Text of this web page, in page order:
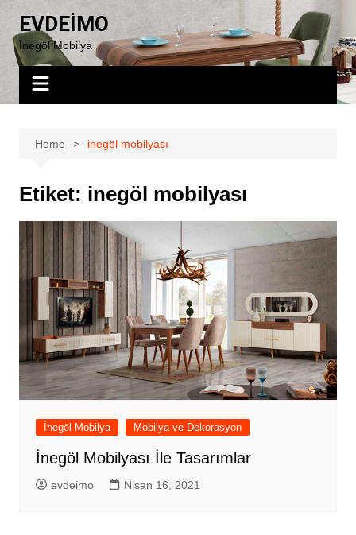
content
EVDEİMO
İnegöl Mobilya
Home inegöl mobilyası
Etiket: inegöl mobilyası
İnegöl Mobilya Mobilya ve Dekorasyon
İnegöl Mobilyası İle Tasarımlar
evdeimo Nisan 16, 2021